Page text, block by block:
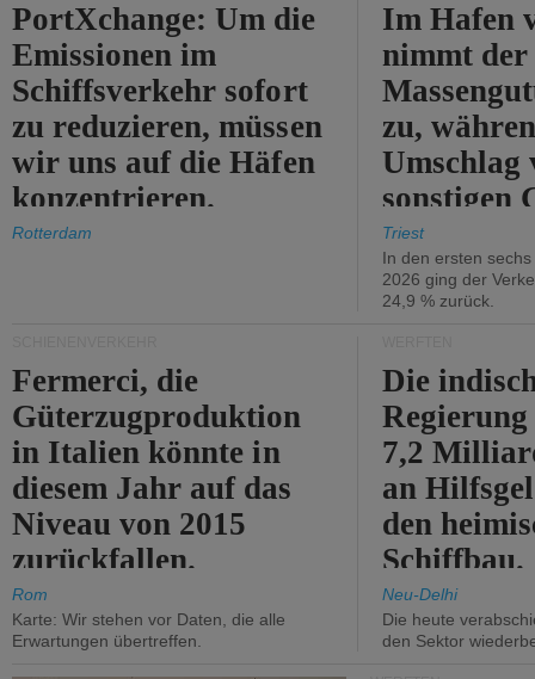
PortXchange: Um die
Emissionen im
Schiffsverkehr sofort
zu reduzieren, müssen
wir uns auf die Häfen
konzentrieren.
Rotterdam
Im Hafen
nimmt der
zu,
Umschlag
sonstigen
abnimmt.
Triest
In den ersten
2026 ging der
24,9 % zurück.
Fermerci, die
Güterzugproduktion
in Italien könnte in
diesem Jahr auf das
Niveau von 2015
zurückfallen.
Rom
Karte: Wir stehen vor Daten, die alle
Erwartungen übertreffen.
Die
7,2
an
den
Schiffbau.
Neu-Delhi
Die heute
den Sektor